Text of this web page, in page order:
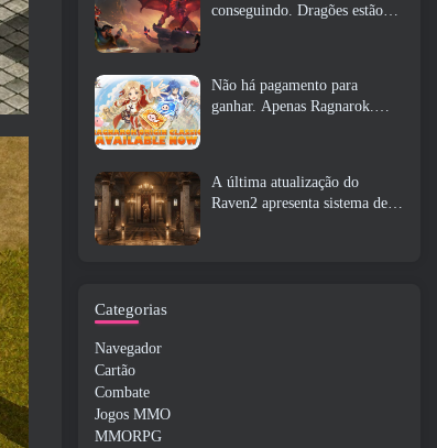
conseguindo. Dragões estão
Não há pagamento para
ganhar. Apenas Ragnarok.
A última atualização do
Raven2 apresenta sistema de
Categorias
Navegador
Cartão
Combate
Jogos MMO
MMORPG